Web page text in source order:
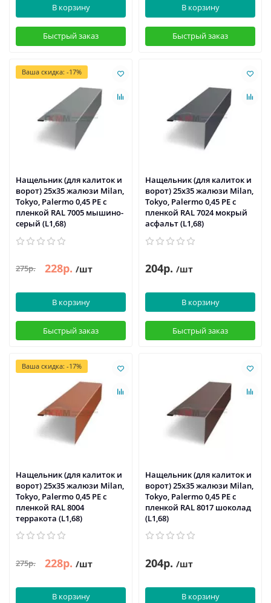
В корзину
Быстрый заказ
В корзину
Быстрый заказ
Ваша скидка: -17%
Нащельник (для калиток и
ворот) 25х35 жалюзи Milan,
Tokyo, Palermo 0,45 PE с
пленкой RAL 7005 мышино-
серый (L1,68)
275р. 228р. /шт
В корзину
Быстрый заказ
Нащельник (для калиток и
ворот) 25х35 жалюзи Milan,
Tokyo, Palermo 0,45 PE с
пленкой RAL 7024 мокрый
асфальт (L1,68)
204р. /шт
В корзину
Быстрый заказ
Ваша скидка: -17%
Нащельник (для калиток и
ворот) 25х35 жалюзи Milan,
Tokyo, Palermo 0,45 PE с
пленкой RAL 8004
терракота (L1,68)
275р. 228р. /шт
В корзину
Нащельник (для калиток и
ворот) 25х35 жалюзи Milan,
Tokyo, Palermo 0,45 PE с
пленкой RAL 8017 шоколад
(L1,68)
204р. /шт
В корзину